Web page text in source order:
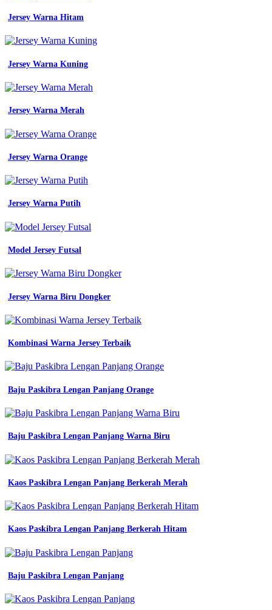
Jersey Warna Hitam
Jersey Warna Kuning
Jersey Warna Merah
Jersey Warna Orange
Jersey Warna Putih
Model Jersey Futsal
Jersey Warna Biru Dongker
Kombinasi Warna Jersey Terbaik
Baju Paskibra Lengan Panjang Orange
Baju Paskibra Lengan Panjang Warna Biru
Kaos Paskibra Lengan Panjang Berkerah Merah
Kaos Paskibra Lengan Panjang Berkerah Hitam
Baju Paskibra Lengan Panjang